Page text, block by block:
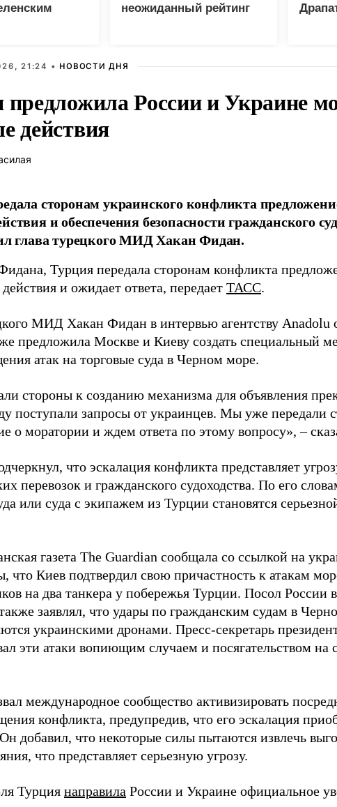
неожиданный рейтинг
21:24 • НОВОСТИ ДНЯ
предложила России и Украине
действия
сторонам украинского конфликта
и обеспечения безопасности гражданского
глава турецкого МИД Хакан Фидан.
Турция передала сторонам конфликта
и ожидает ответа, передает ТАСС.
МИД Хакан Фидан в интервью агентству Anadolu
предложила Москве и Киеву создать специальный
атак на торговые суда в Черном море.
стороны к созданию механизма для объявления
поступали запросы от украинцев. Мы уже передали
о моратории и ждем ответа по этому вопросу», –
что эскалация конфликта представляет
перевозок и гражданского судоходства. По его
или суда с экипажем из Турции становятся
газета The Guardian сообщала со ссылкой на
что Киев подтвердил свою причастность к атакам
на два танкера у побережья Турции. Посол России
заявлял, что удары по гражданским судам в
украинскими дронами. Пресс-секретарь
эти атаки вопиющим случаем и посягательством на
международное сообщество активизировать
конфликта, предупредив, что его эскалация
добавил, что некоторые силы пытаются извлечь
что представляет серьезную угрозу.
Турция направила России и Украине официальное